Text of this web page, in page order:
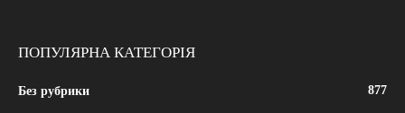
ПОПУЛЯРНА КАТЕГОРІЯ
Без рубрики 877